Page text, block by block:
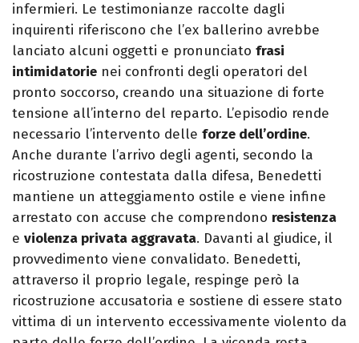
infermieri. Le testimonianze raccolte dagli
inquirenti riferiscono che l’ex ballerino avrebbe
lanciato alcuni oggetti e pronunciato frasi
intimidatorie nei confronti degli operatori del
pronto soccorso, creando una situazione di forte
tensione all’interno del reparto. L’episodio rende
necessario l’intervento delle forze dell’ordine.
Anche durante l’arrivo degli agenti, secondo la
ricostruzione contestata dalla difesa, Benedetti
mantiene un atteggiamento ostile e viene infine
arrestato con accuse che comprendono resistenza
e violenza privata aggravata. Davanti al giudice, il
provvedimento viene convalidato. Benedetti,
attraverso il proprio legale, respinge però la
ricostruzione accusatoria e sostiene di essere stato
vittima di un intervento eccessivamente violento da